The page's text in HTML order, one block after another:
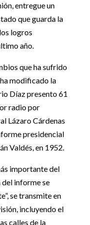
entregue un
que guarda la
logros
año.
que ha sufrido
modificado la
Díaz presento 61
radio por
Lázaro Cárdenas
presidencial
Valdés, en 1952.
importante del
informe se
se transmite en
incluyendo el
calles de la